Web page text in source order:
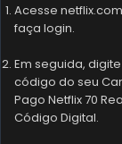
Acesse
faça login.
Em seguida,
código do seu
Pago Netflix 70
Código Digital.